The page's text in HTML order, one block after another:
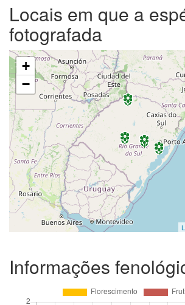
Locais em que a
fotografada
+
−
Informações